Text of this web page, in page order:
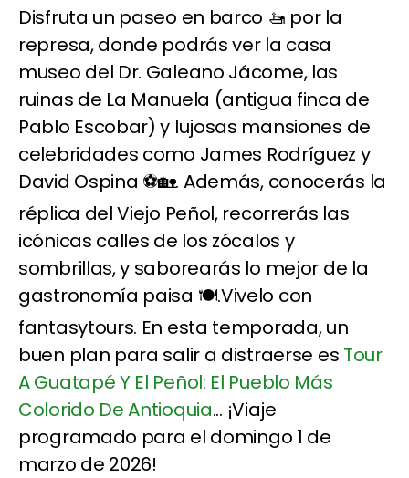
Disfruta un paseo en barco 🚤 por la
represa, donde podrás ver la casa
museo del Dr. Galeano Jácome, las
ruinas de La Manuela (antigua finca de
Pablo Escobar) y lujosas mansiones de
celebridades como James Rodríguez y
David Ospina ⚽🏡. Además, conocerás la
réplica del Viejo Peñol, recorrerás las
icónicas calles de los zócalos y
sombrillas, y saborearás lo mejor de la
gastronomía paisa 🍽️.Vivelo con
fantasytours. En esta temporada, un
buen plan para salir a distraerse es Tour
A Guatapé Y El Peñol: El Pueblo Más
Colorido De Antioquia... ¡Viaje
programado para el domingo 1 de
marzo de 2026!